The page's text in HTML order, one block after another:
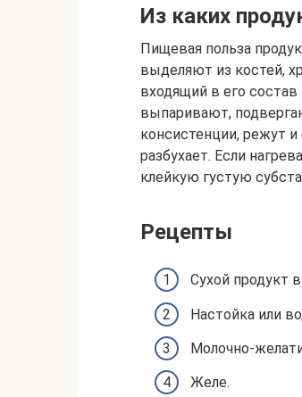
Из каких
Пищевая польза
выделяют из костей,
входящий в его
выпаривают,
консистенции, режут
разбухает. Если
клейкую густую
Рецепты
Сухой продукт
Настойка или
Молочно-
Желе.